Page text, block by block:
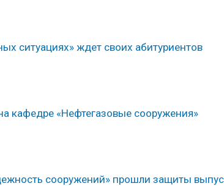
ситуациях» ждет своих абитуриентов
кафедре «Нефтегазовые сооружения»
сооружений» прошли защиты